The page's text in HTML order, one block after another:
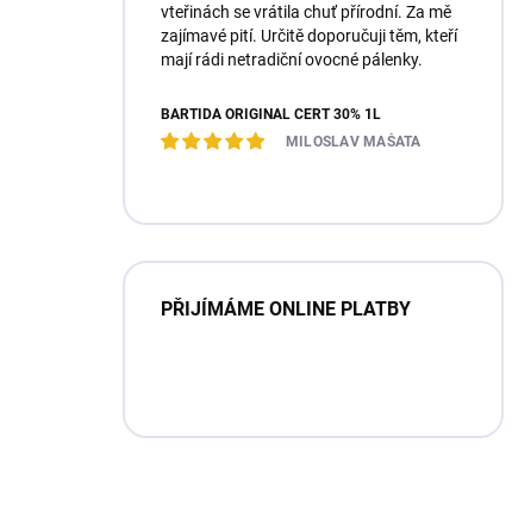
vteřinách se vrátila chuť přírodní. Za mě
zajímavé pití. Určitě doporučuji těm, kteří
mají rádi netradiční ovocné pálenky.
BARTIDA ORIGINÁL ČERT 30% 1L
MILOSLAV MAŠATA
PŘIJÍMÁME ONLINE PLATBY